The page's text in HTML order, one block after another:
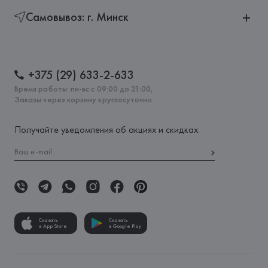
Самовывоз: г. Минск
+375 (29) 633-2-633
Время работы: пн-вс с 09:00 до 21:00,
Заказы через корзину круглосуточно
Получайте уведомления об акциях и скидках:
Скачать
в App Store
Скачать
в Google Play